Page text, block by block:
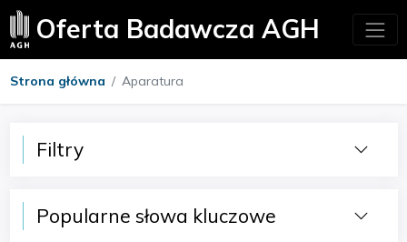
Oferta Badawcza AGH
Strona główna Aparatura
Filtry
Popularne słowa kluczowe